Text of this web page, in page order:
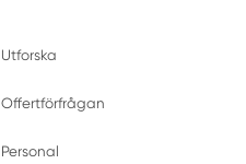
Utforska
Offertförfrågan
Personal